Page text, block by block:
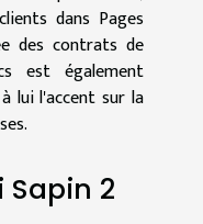
dans Pages
des contrats de
est également
lui l'accent sur la
Sapin 2